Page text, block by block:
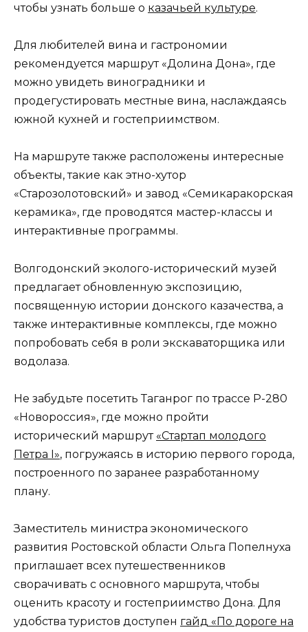
чтобы узнать больше о казачьей культуре.
Для любителей вина и гастрономии
рекомендуется маршрут «Долина Дона», где
можно увидеть виноградники и
продегустировать местные вина, наслаждаясь
южной кухней и гостеприимством.
На маршруте также расположены интересные
объекты, такие как этно-хутор
«Старозолотовский» и завод «Семикаракорская
керамика», где проводятся мастер-классы и
интерактивные программы.
Волгодонский эколого-исторический музей
предлагает обновленную экспозицию,
посвященную истории донского казачества, а
также интерактивные комплексы, где можно
попробовать себя в роли экскаваторщика или
водолаза.
Не забудьте посетить Таганрог по трассе Р-280
«Новороссия», где можно пройти
исторический маршрут «Стартап молодого
Петра I», погружаясь в историю первого города,
построенного по заранее разработанному
плану.
Заместитель министра экономического
развития Ростовской области Ольга Попелнуха
приглашает всех путешественников
сворачивать с основного маршрута, чтобы
оценить красоту и гостеприимство Дона. Для
удобства туристов доступен гайд «По дороге на